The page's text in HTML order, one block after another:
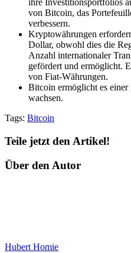
ihre Investitionsportfolios
von Bitcoin, das
verbessern.
Kryptowährungen
Dollar, obwohl dies die
Anzahl internationaler
gefördert und ermöglicht.
von Fiat-Währungen.
Bitcoin ermöglicht es
wachsen.
Tags: Bitcoin
Teile jetzt den Artikel!
Über den Autor
Hubert Homie